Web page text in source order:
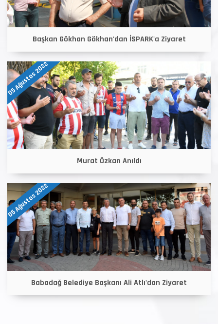
Başkan Gökhan Gökhan'dan İSPARK'a Ziyaret
05 Ağustos 2022
Murat Özkan Anıldı
05 Ağustos 2022
Babadağ Belediye Başkanı Ali Atlı'dan Ziyaret